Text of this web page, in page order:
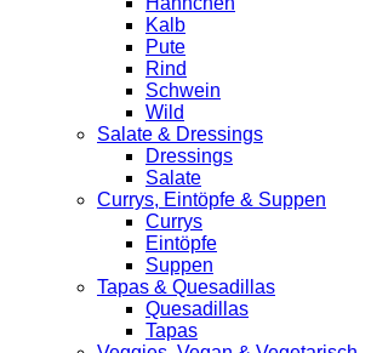
Kalb
Pute
Rind
Schwein
Wild
Salate & Dressings
Dressings
Salate
Currys, Eintöpfe & Suppen
Currys
Eintöpfe
Suppen
Tapas & Quesadillas
Quesadillas
Tapas